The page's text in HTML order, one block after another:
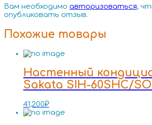
Вам необходимо авторизоваться,
опубликовать отзыв.
Похожие товары
Настенный
Sakata SIH-60SHC/
41,200₽